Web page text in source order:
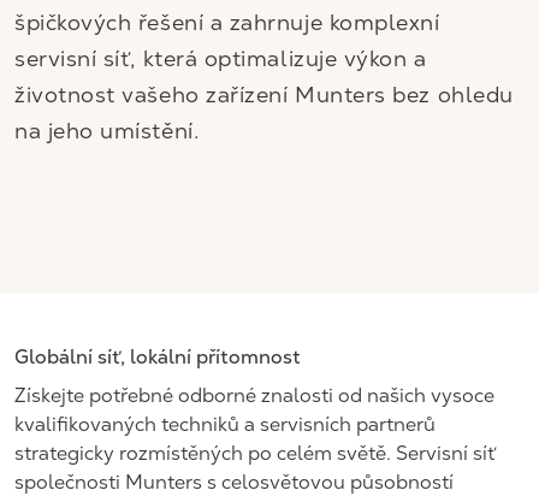
špičkových řešení a zahrnuje komplexní
servisní síť, která optimalizuje výkon a
životnost vašeho zařízení Munters bez ohledu
na jeho umístění.
Globální síť, lokální přítomnost
Získejte potřebné odborné znalosti od našich vysoce
kvalifikovaných techniků a servisních partnerů
strategicky rozmístěných po celém světě. Servisní síť
společnosti Munters s celosvětovou působností